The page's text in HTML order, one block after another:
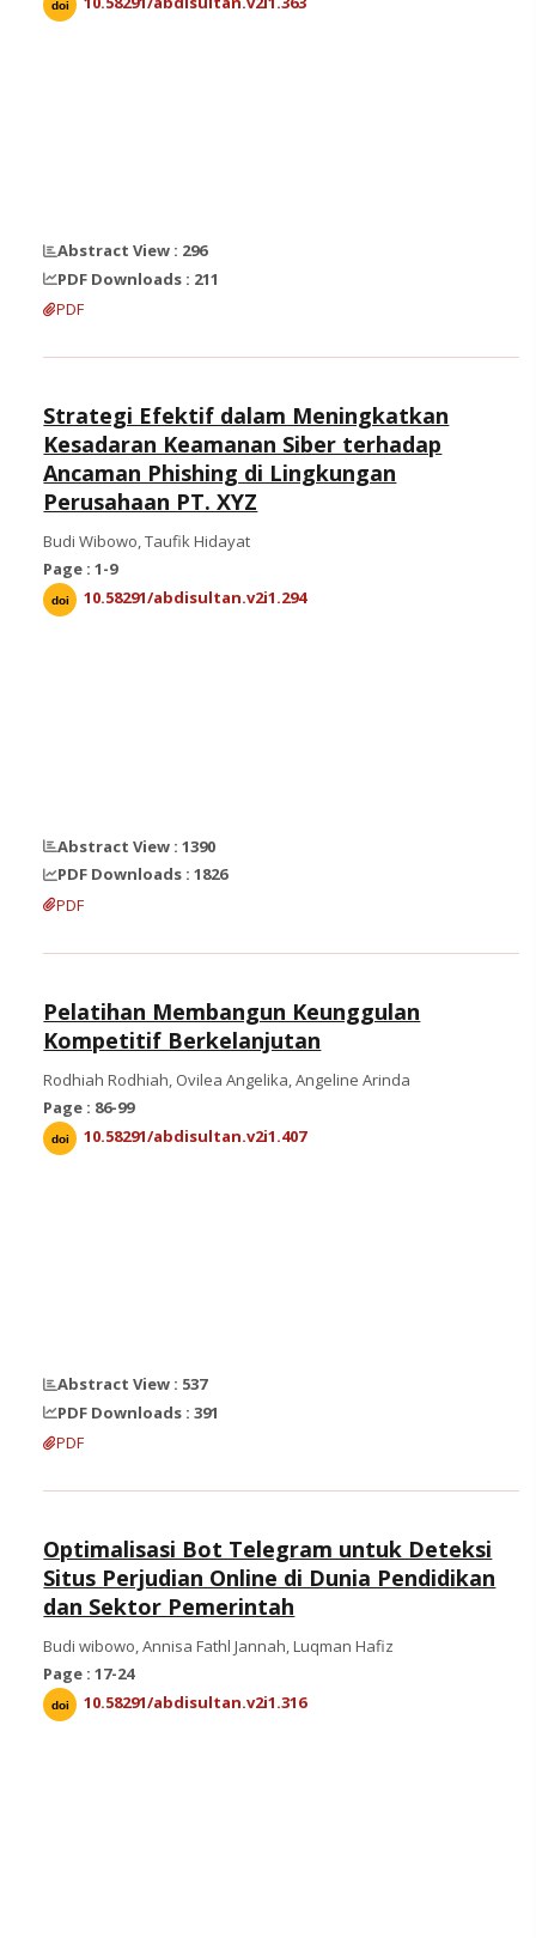
doi
Abstract View : 296
PDF Downloads : 211
PDF
Strategi Efektif dalam Meningkatkan
Kesadaran Keamanan Siber terhadap
Ancaman Phishing di Lingkungan
Perusahaan PT. XYZ
Budi Wibowo, Taufik Hidayat
Page : 1-9
doi 10.58291/abdisultan.v2i1.294
Abstract View : 1390
PDF Downloads : 1826
PDF
Pelatihan Membangun Keunggulan
Kompetitif Berkelanjutan
Rodhiah Rodhiah, Ovilea Angelika, Angeline Arinda
Page : 86-99
doi 10.58291/abdisultan.v2i1.407
Abstract View : 537
PDF Downloads : 391
PDF
Optimalisasi Bot Telegram untuk Deteksi
Situs Perjudian Online di Dunia Pendidikan
dan Sektor Pemerintah
Budi wibowo, Annisa Fathl Jannah, Luqman Hafiz
Page : 17-24
doi 10.58291/abdisultan.v2i1.316